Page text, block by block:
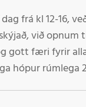
frá kl 12-16,
við
gott færi fyrir
hópur rúmlega